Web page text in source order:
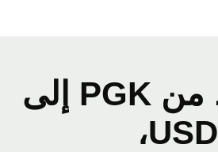
المخطط من PGK إلى
USD،